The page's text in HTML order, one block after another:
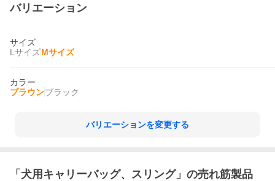
バリエーション
サイズ
LサイズMサイズ
カラー
ブラウンブラック
バリエーションを変更する
「 犬用キャリーバッグ、スリング」の売れ筋製品